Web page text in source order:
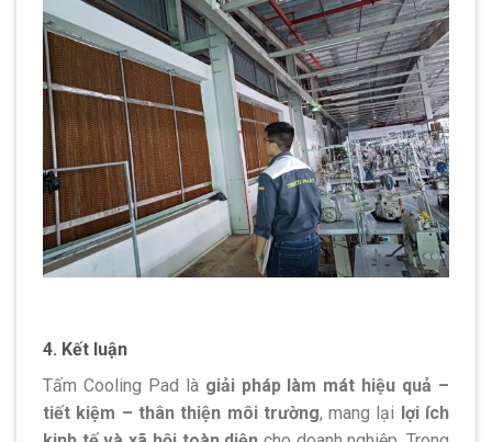
4. Kết luận
Tấm Cooling Pad là giải pháp làm mát hiệu quả –
tiết kiệm – thân thiện môi trường, mang lại lợi ích